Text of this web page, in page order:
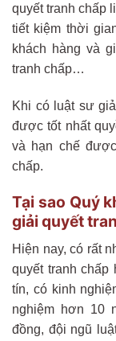
quyết tranh chấp
tiết kiệm thời
khách hàng và
tranh chấp…
Khi có luật sư
được tốt nhất
và hạn chế
chấp.
Tại sao Quý
giải quyết
Hiện nay, có rất
quyết tranh
tín, có kinh
nghiệm hơn 10
đồng, đội ngũ